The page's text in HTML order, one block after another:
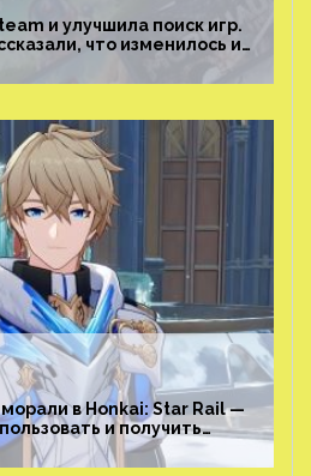
и улучшила поиск игр.
что изменилось и
в Honkai: Star Rail —
и получить